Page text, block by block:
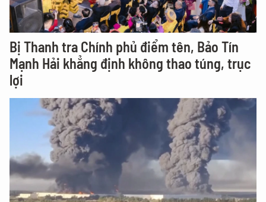
Bị Thanh tra Chính phủ điểm tên, Bảo Tín
Mạnh Hải khẳng định không thao túng, trục
lợi